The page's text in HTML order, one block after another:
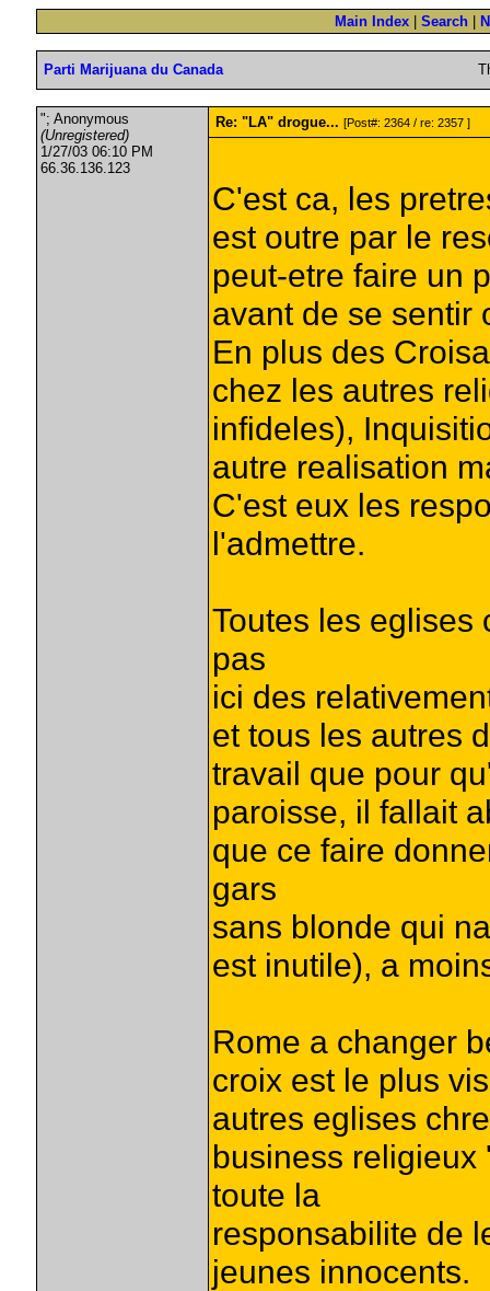
Main Index Search
Parti Marijuana du Canada
"; Anonymous
(Unregistered)
1/27/03 06:10 PM
66.36.136.123
Re: "LA" drogue... [Post#: 2364 / re: 2357 ]
C'est ca, les
est outre par le
peut-etre faire un
avant de se sentir
En plus des
chez les autres
infideles),
autre realisation
C'est eux les
l'admettre.
Toutes les eglises
pas
ici des
et tous les autres
travail que pour
paroisse, il fallait
que ce faire
gars
sans blonde qui
est inutile), a
Rome a changer
croix est le plus
autres eglises
business religieux
toute la
responsabilite de
jeunes innocents.